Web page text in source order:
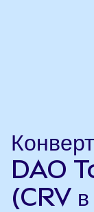
DAO
(CRV